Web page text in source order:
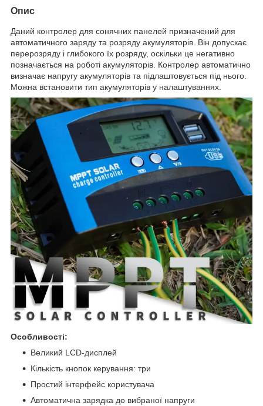
Опис
Даний контролер для сонячних панелей призначений для
автоматичного заряду та розряду акумуляторів. Він допускає
перерозряду і глибокого їх розряду, оскільки це негативно
позначається на роботі акумуляторів. Контролер автоматично
визначає напругу акумуляторів та підлаштовується під нього.
Можна встановити тип акумуляторів у налаштуваннях.
Особливості:
Великий LCD-дисплей
Кількість кнопок керування: три
Простий інтерфейс користувача
Автоматична зарядка до вибраної напруги